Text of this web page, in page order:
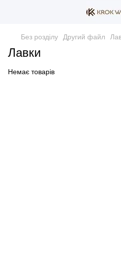
Без розділу Другий файл
Лавки
Немає товарів